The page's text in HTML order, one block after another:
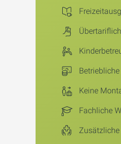
Keine
Fachliche